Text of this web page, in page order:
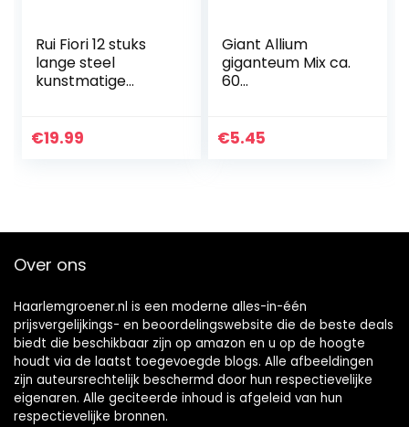
Rui Fiori 12 stuks
lange steel
kunstmatige
dansen dame
€19.99
Giant Allium
giganteum Mix ca.
60
witte bloemen –
€5.45
Over ons
Haarlemgroener.nl is een moderne alles-in-één
prijsvergelijkings- en beoordelingswebsite die de beste deals
biedt die beschikbaar zijn op amazon en u op de hoogte
houdt via de laatst toegevoegde blogs. Alle afbeeldingen
zijn auteursrechtelijk beschermd door hun respectievelijke
eigenaren. Alle geciteerde inhoud is afgeleid van hun
respectievelijke bronnen.